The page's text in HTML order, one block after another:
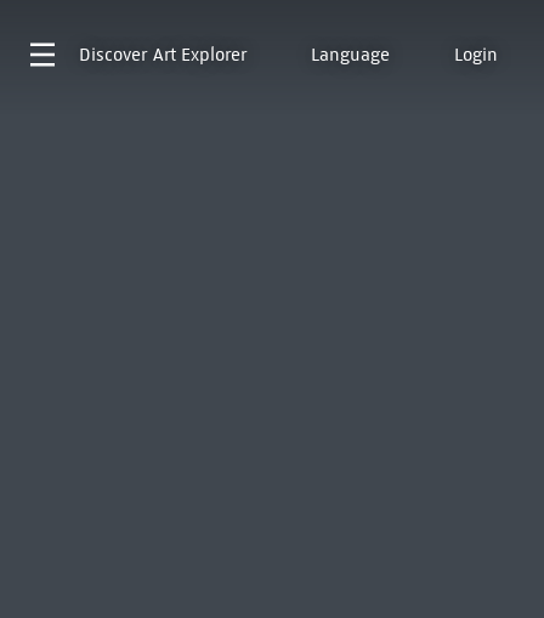
Discover Art Explorer Language Login